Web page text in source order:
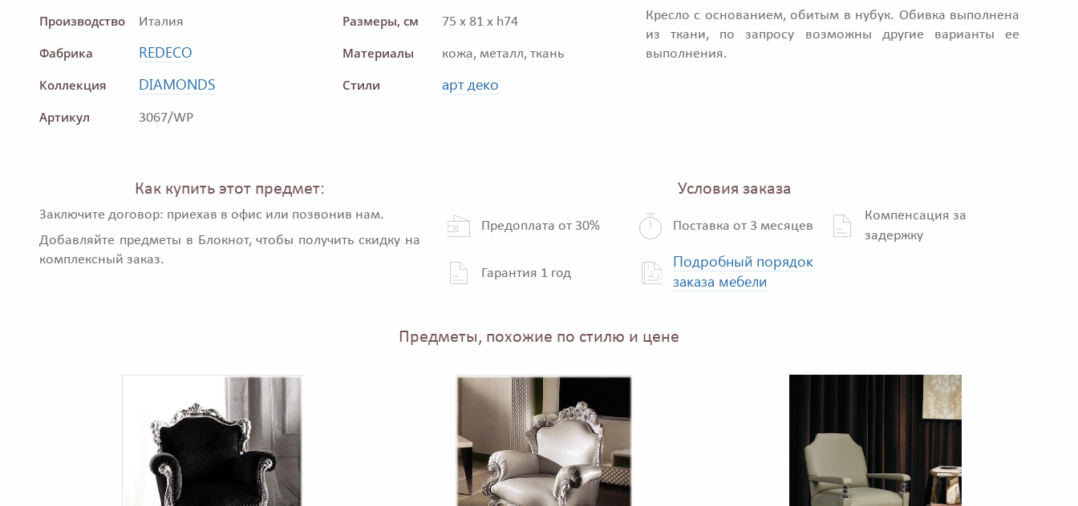
Производство Италия
Фабрика REDECO
Коллекция DIAMONDS
Артикул 3067/WP
Размеры, см 75 x 81 x h74
Материалы кожа, металл, ткань
Стили арт деко
Кресло с основанием, обитым в нубук. Обивка выполнена
из ткани, по запросу возможны другие варианты ее
выполнения.
Как купить этот предмет:
Заключите договор: приехав в офис или позвонив нам.
Добавляйте предметы в Блокнот, чтобы получить скидку на
комплексный заказ.
Условия заказа
Предоплата от 30% Поставка от 3 месяцев
Компенсация за
задержку
Гарантия 1 год
Подробный порядок
заказа мебели
Предметы, похожие по стилю и цене